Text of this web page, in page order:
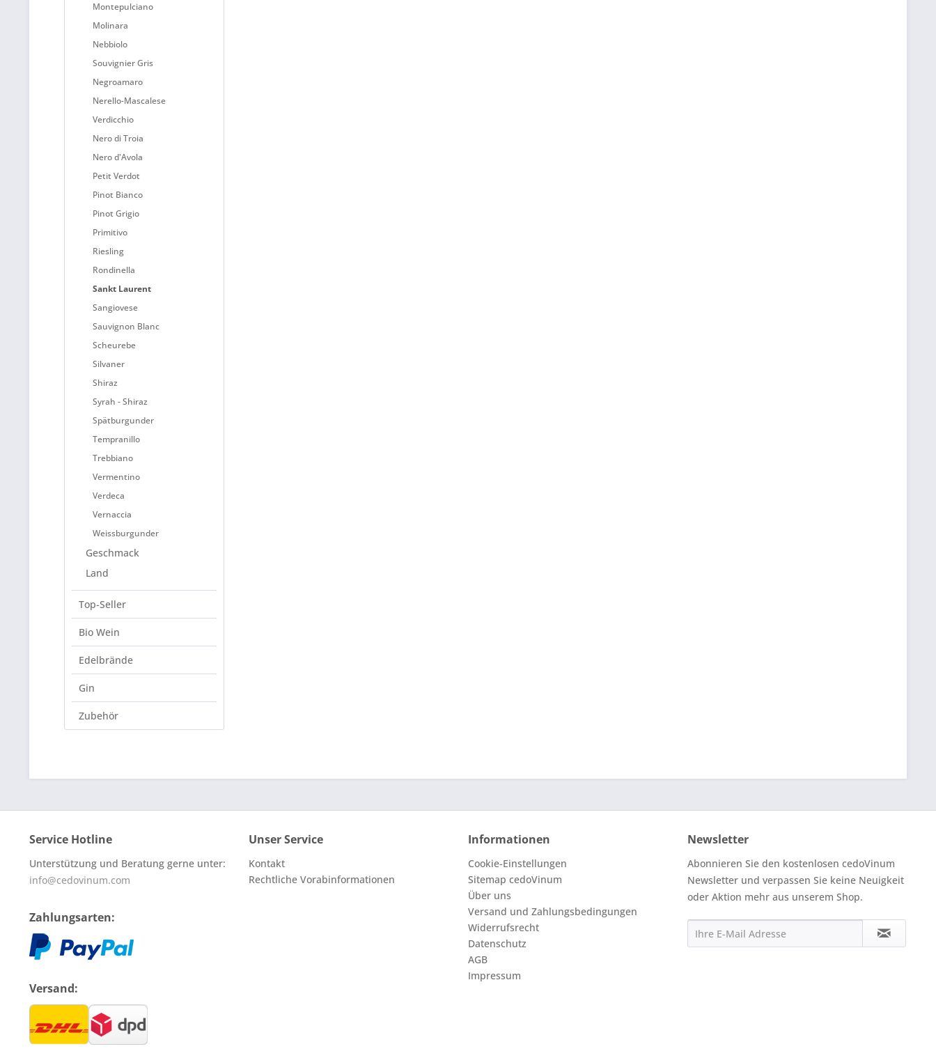
Montepulciano
Molinara
Nebbiolo
Souvignier Gris
Negroamaro
Nerello-Mascalese
Verdicchio
Nero di Troia
Nero d'Avola
Petit Verdot
Pinot Bianco
Pinot Grigio
Primitivo
Riesling
Rondinella
Sankt Laurent
Sangiovese
Sauvignon Blanc
Scheurebe
Silvaner
Shiraz
Syrah - Shiraz
Spätburgunder
Tempranillo
Trebbiano
Vermentino
Verdeca
Vernaccia
Weissburgunder
Geschmack
Land
Top-Seller
Bio Wein
Edelbrände
Gin
Zubehör
Service Hotline
Unterstützung und Beratung gerne unter:
info@cedovinum.com
Zahlungsarten:
Versand:
Unser Service
Kontakt
Rechtliche Vorabinformationen
Informationen
Cookie-Einstellungen
Sitemap cedoVinum
Über uns
Versand und Zahlungsbedingungen
Widerrufsrecht
Datenschutz
AGB
Impressum
Newsletter
Abonnieren Sie den kostenlosen cedoVinum
Newsletter und verpassen Sie keine Neuigkeit
oder Aktion mehr aus unserem Shop.